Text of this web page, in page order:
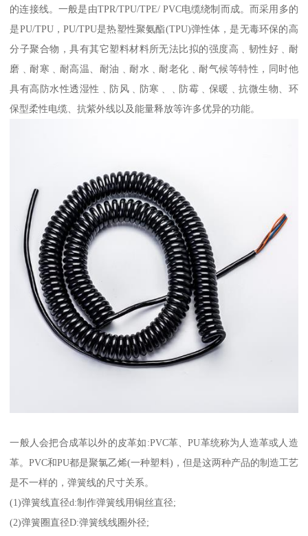
的连接线。一般是由TPR/TPU/TPE/ PVC电缆绕制而成。而采用多的
是PU/TPU，PU/TPU是热塑性聚氨酯(TPU)弹性体，是无毒环保的高
分子聚合物，具有其它塑料材料所无法比拟的强度高﹑韧性好﹑耐
磨﹑耐寒﹑耐高温、耐油﹑耐水﹑耐老化﹑耐气候等特性，同时他
具有高防水性透湿性﹑防风﹑防寒﹑﹑防霉﹑保暖﹑抗微生物、环
保型柔性电缆、抗紫外线以及能量释放等许多优异的功能。
一般人会把合成革以外的皮革如:PVC革、PU革统称为人造革或人造
革。PVC和PU都是聚氯乙烯(一种塑料)，但是这两种产品的制造工艺
是不一样的，弹簧线的尺寸关系。
(1)弹簧线直径d:制作弹簧线用铜丝直径;
(2)弹簧圈直径D:弹簧线线圈外径;